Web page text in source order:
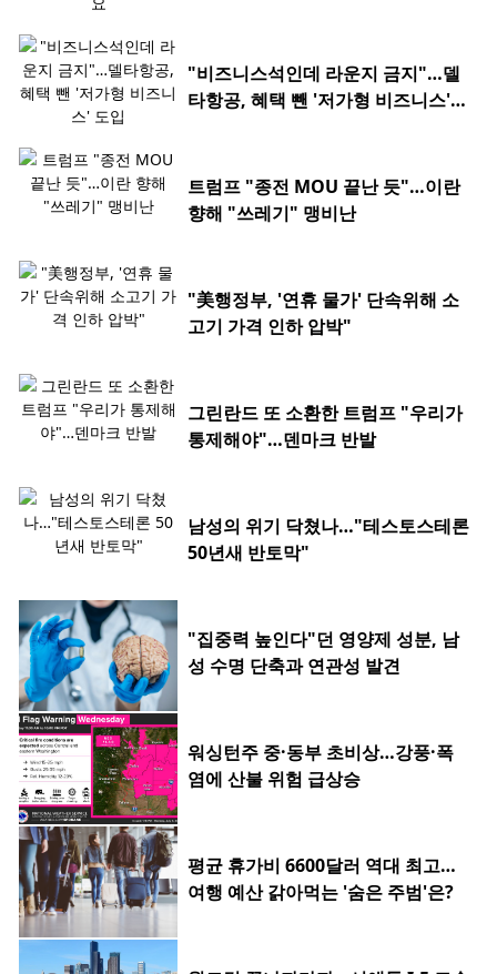
"비즈니스석인데 라운지 금지"…델
타항공, 혜택 뺀 '저가형 비즈니스'
트럼프 "종전 MOU 끝난 듯"…이란
향해 "쓰레기" 맹비난
"美행정부, '연휴 물가' 단속위해 소
고기 가격 인하 압박"
그린란드 또 소환한 트럼프 "우리가
통제해야"…덴마크 반발
남성의 위기 닥쳤나…"테스토스테론
50년새 반토막"
"집중력 높인다"던 영양제 성분, 남
성 수명 단축과 연관성 발견
워싱턴주 중·동부 초비상…강풍·폭
염에 산불 위험 급상승
평균 휴가비 6600달러 역대 최고…
여행 예산 갉아먹는 '숨은 주범'은?